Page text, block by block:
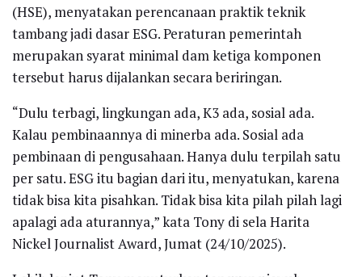
(HSE), menyatakan perencanaan praktik teknik
tambang jadi dasar ESG. Peraturan pemerintah
merupakan syarat minimal dam ketiga komponen
tersebut harus dijalankan secara beriringan.
“Dulu terbagi, lingkungan ada, K3 ada, sosial ada.
Kalau pembinaannya di minerba ada. Sosial ada
pembinaan di pengusahaan. Hanya dulu terpilah satu
per satu. ESG itu bagian dari itu, menyatukan, karena
tidak bisa kita pisahkan. Tidak bisa kita pilah pilah lagi
apalagi ada aturannya,” kata Tony di sela Harita
Nickel Journalist Award, Jumat (24/10/2025).